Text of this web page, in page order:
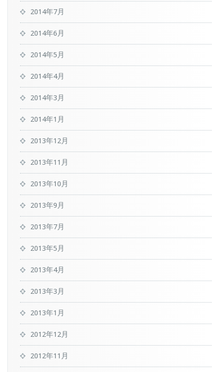
2014年7月
2014年6月
2014年5月
2014年4月
2014年3月
2014年1月
2013年12月
2013年11月
2013年10月
2013年9月
2013年7月
2013年5月
2013年4月
2013年3月
2013年1月
2012年12月
2012年11月